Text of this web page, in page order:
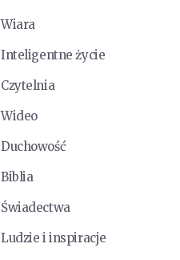
Wiara
Inteligentne życie
Czytelnia
Wideo
Duchowość
Biblia
Świadectwa
Ludzie i inspiracje